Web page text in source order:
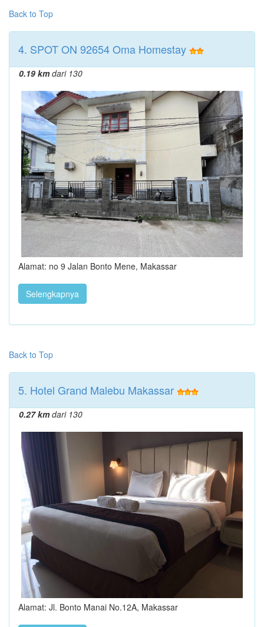
Back to Top
4. SPOT ON 92654 Oma Homestay
0.19 kmdari 130
Alamat: no 9 Jalan Bonto Mene, Makassar
Selengkapnya
Back to Top
5. Hotel Grand Malebu Makassar
0.27 kmdari 130
Alamat: Jl. Bonto Manai No.12A, Makassar